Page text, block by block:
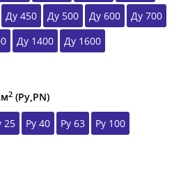
Ду 450 Ду 500 Ду 600
Ду 700
Ду 1400
Ду 1600
2 (Ру,РN)
25 Ру 40 Ру 63 Ру 100